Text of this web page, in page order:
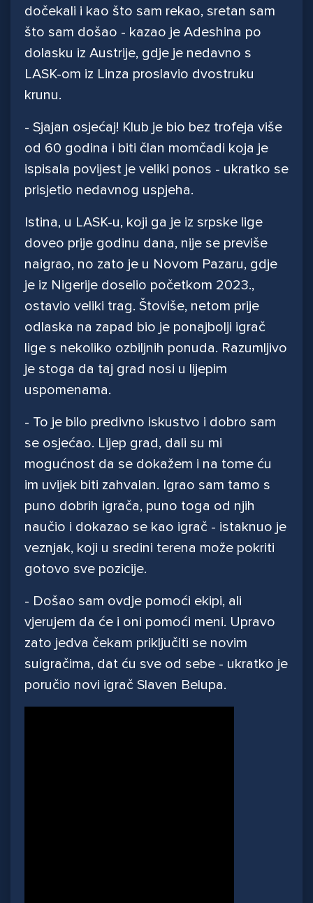
dočekali i kao što sam rekao, sretan sam
što sam došao - kazao je Adeshina po
dolasku iz Austrije, gdje je nedavno s
LASK-om iz Linza proslavio dvostruku
krunu.
- Sjajan osjećaj! Klub je bio bez trofeja više
od 60 godina i biti član momčadi koja je
ispisala povijest je veliki ponos - ukratko se
prisjetio nedavnog uspjeha.
Istina, u LASK-u, koji ga je iz srpske lige
doveo prije godinu dana, nije se previše
naigrao, no zato je u Novom Pazaru, gdje
je iz Nigerije doselio početkom 2023.,
ostavio veliki trag. Štoviše, netom prije
odlaska na zapad bio je ponajbolji igrač
lige s nekoliko ozbiljnih ponuda. Razumljivo
je stoga da taj grad nosi u lijepim
uspomenama.
- To je bilo predivno iskustvo i dobro sam
se osjećao. Lijep grad, dali su mi
mogućnost da se dokažem i na tome ću
im uvijek biti zahvalan. Igrao sam tamo s
puno dobrih igrača, puno toga od njih
naučio i dokazao se kao igrač - istaknuo je
veznjak, koji u sredini terena može pokriti
gotovo sve pozicije.
- Došao sam ovdje pomoći ekipi, ali
vjerujem da će i oni pomoći meni. Upravo
zato jedva čekam priključiti se novim
suigračima, dat ću sve od sebe - ukratko je
poručio novi igrač Slaven Belupa.